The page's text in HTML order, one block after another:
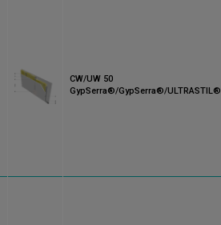
CW/UW 50
GypSerra®/GypSerra®/ULTRASTIL®